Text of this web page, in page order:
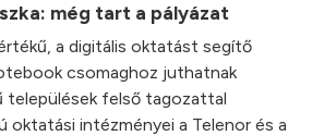
még tart a pályázat
a digitális oktatást segítő
csomaghoz juthatnak
települések felső tagozattal
oktatási intézményei a Telenor és a